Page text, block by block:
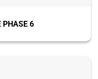
PHASE 6